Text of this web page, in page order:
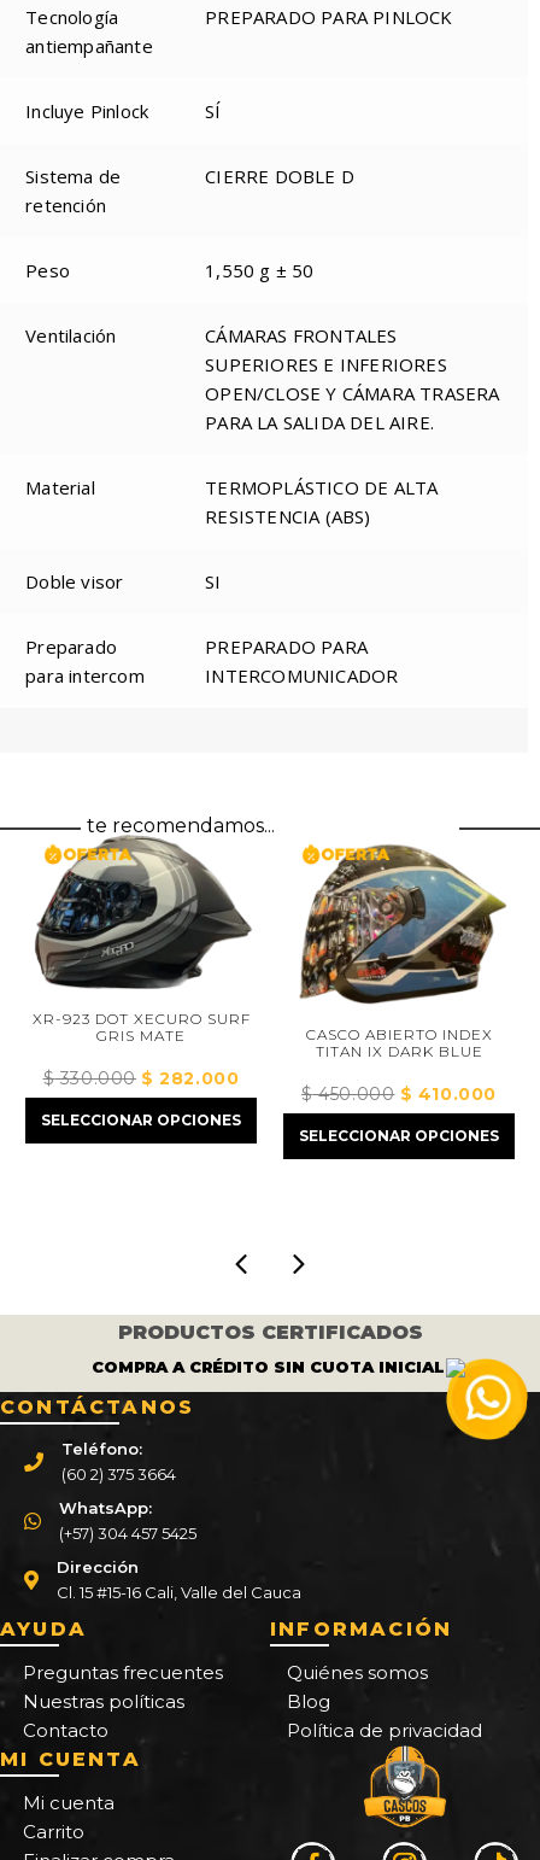
Tecnología
antiempañante
PREPARADO PARA PINLOCK
Incluye Pinlock SÍ
Sistema de
retención
CIERRE DOBLE D
Peso 1,550 g ± 50
Ventilación
CÁMARAS FRONTALES
SUPERIORES E INFERIORES
OPEN/CLOSE Y CÁMARA TRASERA
PARA LA SALIDA DEL AIRE.
Material
TERMOPLÁSTICO DE ALTA
RESISTENCIA (ABS)
Doble visor SI
Preparado
para intercom
PREPARADO PARA
INTERCOMUNICADOR
te recomendamos...
XR-923 DOT XECURO SURF
GRIS MATE
330.000El
precio
original
$282.000El
precio
actual
SELECCIONAR OPCIONES
CASCO ABIERTO INDEX
TITAN IX DARK BLUE
450.000El
precio
original
$410.000El
precio
actual
SELECCIONAR OPCIONES
PRODUCTOS CERTIFICADOS
COMPRA A CRÉDITO SIN CUOTA INICIAL.
CONTÁCTANOS
Teléfono:
(60 2) 375 3664
WhatsApp:
(+57) 304 457 5425
Dirección
Cl. 15 #15-16 Cali, Valle del Cauca
AYUDA
Preguntas frecuentes
Nuestras políticas
Contacto
INFORMACIÓN
Quiénes somos
Blog
Política de privacidad
MI CUENTA
Mi cuenta
Carrito